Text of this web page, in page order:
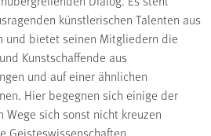
künstlerischen Talenten aus
und bietet seinen Mitgliedern die
Kunstschaffende aus
und auf einer ähnlichen
Hier begegnen sich einige der
Wege sich sonst nicht kreuzen
Geisteswissenschaften,